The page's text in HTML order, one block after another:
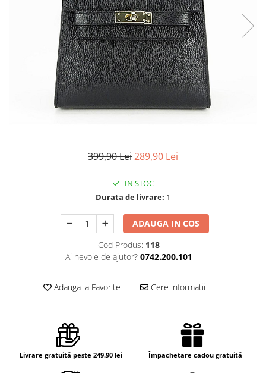
399,90 Lei289,90 Lei
IN STOC
Durata de livrare: 1
ADAUGA IN COS
Cod Produs: 118
Ai nevoie de ajutor? 0742.200.101
Adauga la Favorite Cere informatii
Livrare gratuită peste 249.90 lei Împachetare cadou gratuită